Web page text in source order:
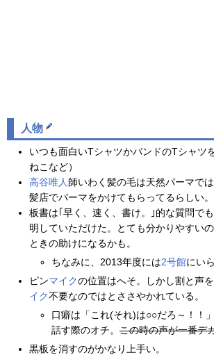
人物
いつも面白いTシャツかバンドのTシャツ
ねこなど）
高谷唯人師いわく髪の毛は天然パーマで
髪店でパーマをかけてもらってるらしい。
板書は｢早く、速く、書け。｣的な質問で
明していただけた。とても分かりやすいの
ときの助けになるかも。
ちなみに、2013年度には2号館にい
ピンマイクの位置はへそ。しかし割と声
イク不要なのではとささやかれている。
口癖は「これ(それ)は○○だろ～！！
話す際のオチ。 この時の声が一番デ
黒板を消すのがかなり上手い。